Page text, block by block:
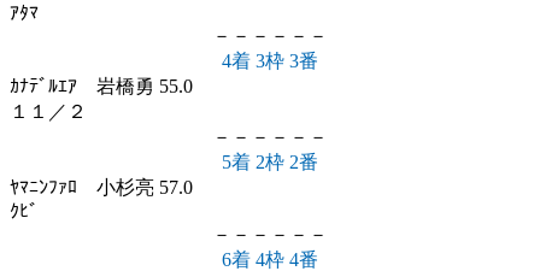
ｱﾀﾏ
－－－－－－
4着 3枠 3番
ｶﾅﾃﾞﾙｴｱ 岩橋勇 55.0
１１／２
－－－－－－
5着 2枠 2番
ﾔﾏﾆﾝﾌｧﾛ 小杉亮 57.0
ｸﾋﾞ
－－－－－－
6着 4枠 4番